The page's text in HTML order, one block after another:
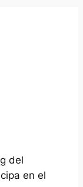
del
en el